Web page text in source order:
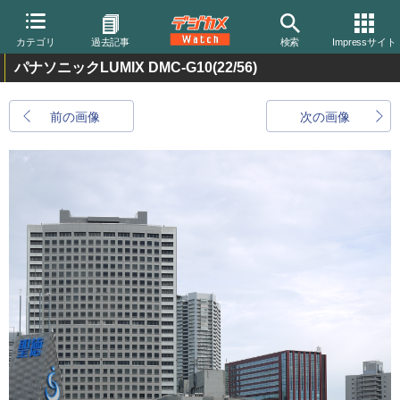
カテゴリ 過去記事 検索 Impressサイト
パナソニックLUMIX DMC-G10(22/56)
前の画像 次の画像